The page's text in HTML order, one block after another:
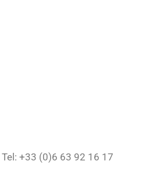
+33 (0)6 63 92 16 17